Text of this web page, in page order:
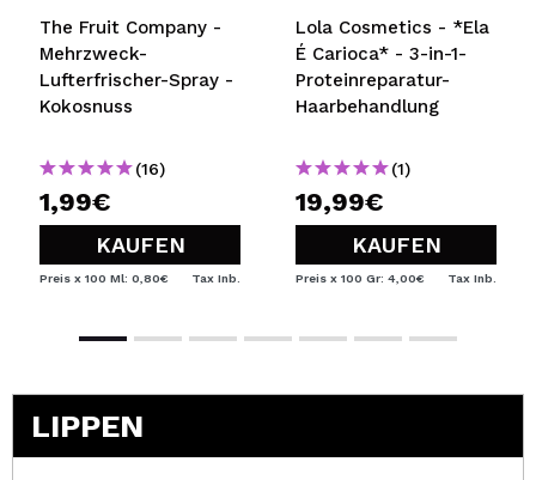
The Fruit Company -
Mehrzweck-
Lufterfrischer-Spray -
Kokosnuss
(16)
1,99€
KAUFEN
Preis x 100 Ml: 0,80€ Tax Inb.
Lola Cosmetics - *Ela
É Carioca* - 3-in-1-
Proteinreparatur-
Haarbehandlung
(1)
19,99€
KAUFEN
Preis x 100 Gr: 4,00€ Tax Inb.
LIPPEN